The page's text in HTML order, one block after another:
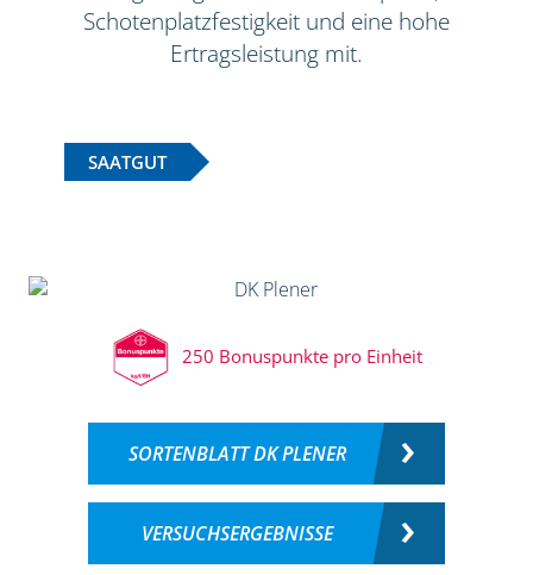
Schotenplatzfestigkeit und eine hohe
Ertragsleistung mit.
SAATGUT
250 Bonuspunkte pro Einheit
SORTENBLATT DK PLENER
VERSUCHSERGEBNISSE